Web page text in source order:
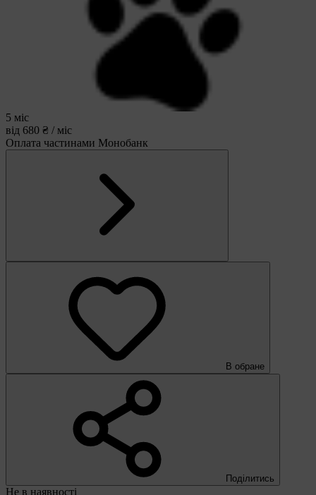
5 міс
від 680 ₴ / міс
Оплата частинами Монобанк
В обране
Поділитись
Не в наявності